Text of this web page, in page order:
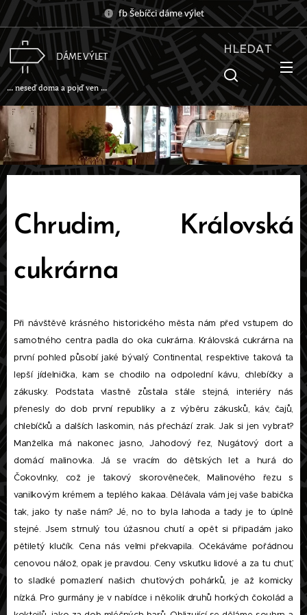
fb Šebíčci dáme výlet
DÁME VÝLET
... neseď doma a pojď ven ...
HLEDAT
Chrudim, Královská
cukrárna
Při návštěvě krásného historického města nám před vstupem do
samotného centra padla do oka cukrárna. Královská cukrárna na
první pohled působí jaké bývalý Continental, respektive taková ta
lepší jídelnička, kam se chodilo na odpolední kávu, chlebíčky a
zákusky. Podstata vlastně zůstala stále stejná, interiéry nás
přenesly do dob první republiky a z výběru zákusků, káv, čajů,
chlebíčků a dalších laskomin, nás přechází zrak. Jak si jen vybrat?
Manželka má nakonec jasno, Jahodový řez, Nugátový dort a
domácí malinovka. Já se vracím do dětských let a hurá do
Čokovlnky, což je takový skorověneček, Malinového řezu s
vanilkovým krémem a teplého kakaa. Dělávala vám jej vaše babička
tak, jako ty naše nám? Jé, no to byla lahoda a tady je to úplně
stejné. Jsem strnulý tou úžasnou chutí a opět si připadám jako
pětiletý klučík. Cena nás velmi překvapila. Očekáváme pořádnou
cenovou nálož, opak je pravdou. Ceny vskutku lidové a za tu chuť,
to sladké pomazlení našich chuťových pohárků, je až komicky
nízká. Pro gurmány je v nabídce i několik druhů horkých čokolád a